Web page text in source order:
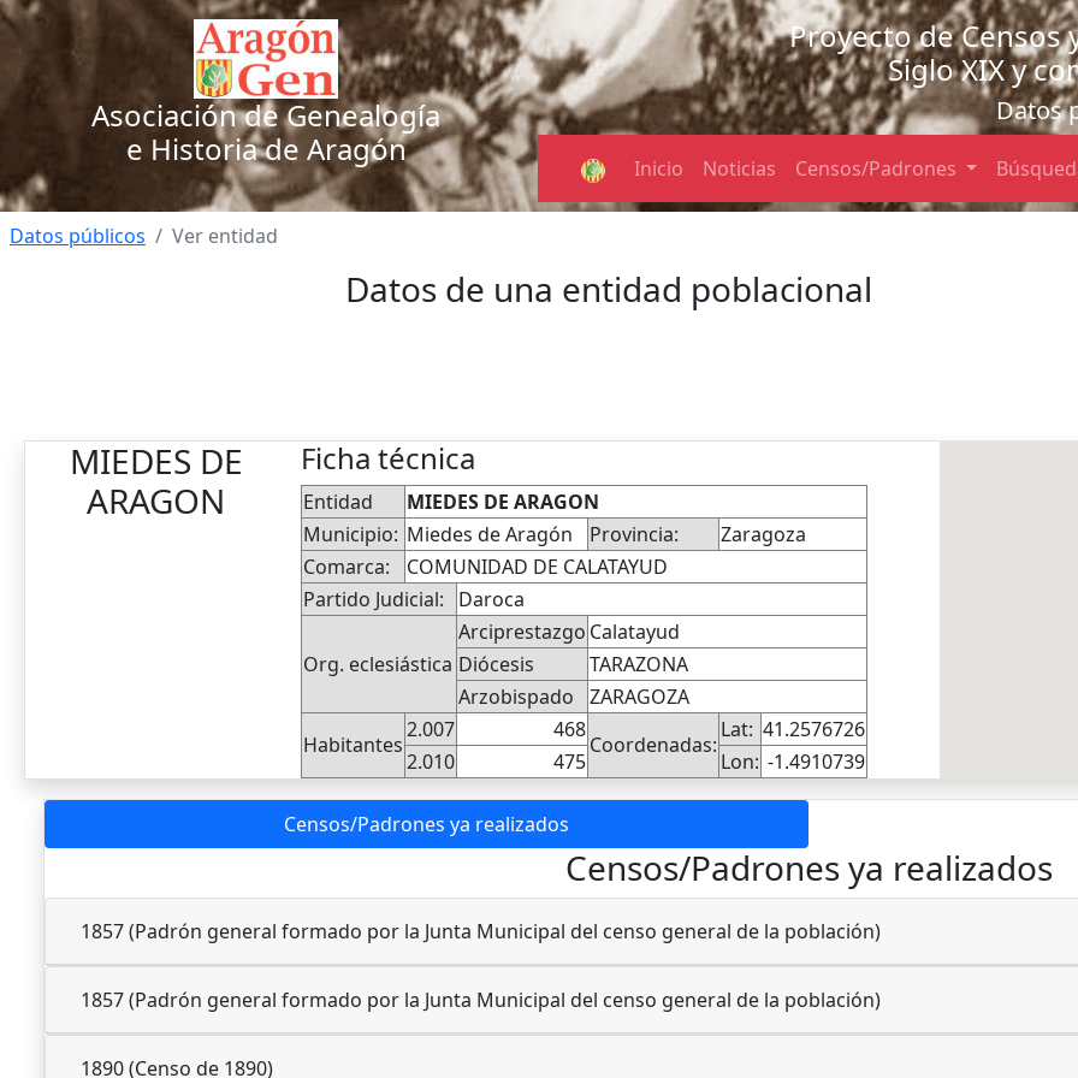
Asociación de Genealogía
e Historia de Aragón
Proyecto de Censos
Siglo XIX y
Datos
Inicio Noticias Censos/Padrones
Datos públicos Ver entidad
Datos de una entidad poblacional
MIEDES DE
ARAGON
Ficha técnica
Entidad
MIEDES DE ARAGON
Municipio: Miedes de Aragón Provincia:
Zaragoza
Comarca:
COMUNIDAD DE CALATAYUD
Partido Judicial:
Daroca
Org. eclesiástica
Arciprestazgo Calatayud
Diócesis
TARAZONA
Arzobispado
ZARAGOZA
Habitantes
2.007 468
Coordenadas:
Lat: 41.2576726
2.010
475 Lon: -1.4910739
Censos/Padrones ya realizados
Censos/Padrones ya realizados
1857 (Padrón general formado por la Junta Municipal del censo general de la población)
1857 (Padrón general formado por la Junta Municipal del censo general de la población)
1890 (Censo de 1890)